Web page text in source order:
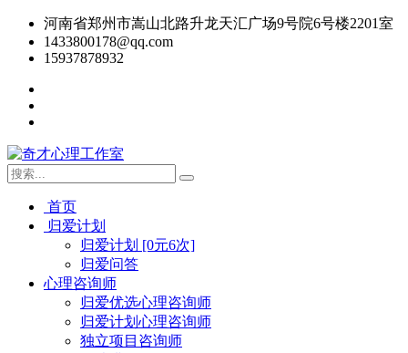
河南省郑州市嵩山北路升龙天汇广场9号院6号楼2201室
1433800178@qq.com
15937878932
首页
归爱计划
归爱计划 [0元6次]
归爱问答
心理咨询师
归爱优选心理咨询师
归爱计划心理咨询师
独立项目咨询师